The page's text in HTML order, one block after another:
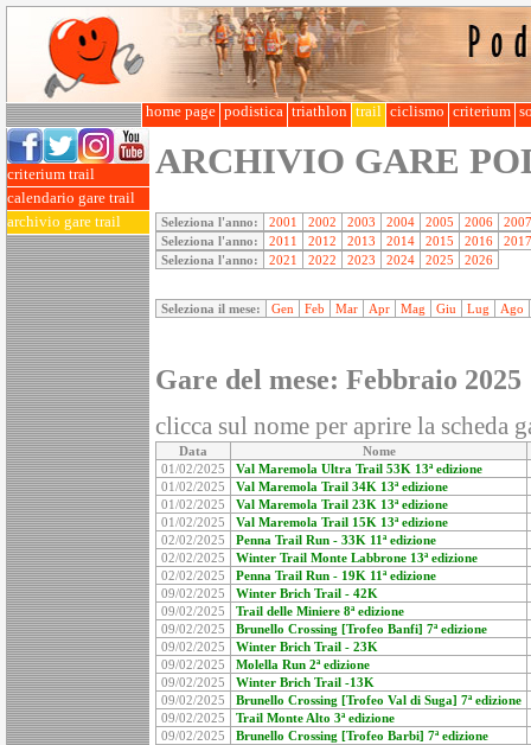
home page podistica triathlon trail ciclismo criterium
criterium trail
calendario gare trail
archivio gare trail
ARCHIVIO GARE
Seleziona l'anno: 2001 2002 2003 2004 2005 2006
2007
Seleziona l'anno:
2011 2012 2013 2014 2015 2016
2017
Seleziona l'anno:
2021 2022 2023 2024 2025 2026
Seleziona il mese: Gen Feb Mar Apr Mag Giu Lug Ago
Gare del mese: Febbraio 2025
clicca sul nome per aprire la scheda
Data
Nome
01/02/2025
Val Maremola Ultra Trail 53K 13ª edizione
01/02/2025
Val Maremola Trail 34K 13ª edizione
01/02/2025
Val Maremola Trail 23K 13ª edizione
01/02/2025
Val Maremola Trail 15K 13ª edizione
02/02/2025
Penna Trail Run - 33K 11ª edizione
02/02/2025
Winter Trail Monte Labbrone 13ª edizione
02/02/2025
Penna Trail Run - 19K 11ª edizione
09/02/2025
Winter Brich Trail - 42K
09/02/2025
Trail delle Miniere 8ª edizione
09/02/2025
Brunello Crossing [Trofeo Banfi] 7ª edizione
09/02/2025
Winter Brich Trail - 23K
09/02/2025
Molella Run 2ª edizione
09/02/2025
Winter Brich Trail -13K
09/02/2025
Brunello Crossing [Trofeo Val di Suga] 7ª edizione
09/02/2025
Trail Monte Alto 3ª edizione
09/02/2025
Brunello Crossing [Trofeo Barbi] 7ª edizione